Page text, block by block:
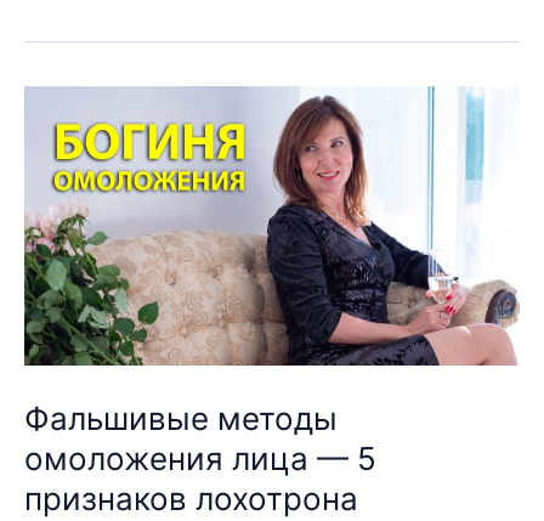
мой
новый
фаворит
Фальшивые методы
омоложения лица — 5
признаков лохотрона